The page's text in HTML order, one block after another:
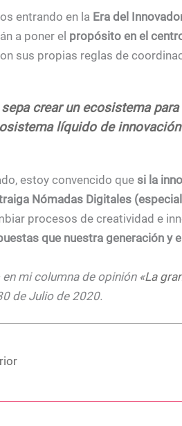
entrando en la Era del
a poner el propósito en el
sus propias reglas de
crear un ecosistema
líquido de innovación
estoy convencido que si la
Nómadas Digitales
procesos de creatividad e
que nuestra generación y
mi columna de opinión «La
de Julio de 2020.